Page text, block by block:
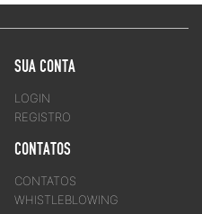
SUA CONTA
LOGIN
REGISTRO
CONTATOS
CONTATOS
WHISTLEBLOWING